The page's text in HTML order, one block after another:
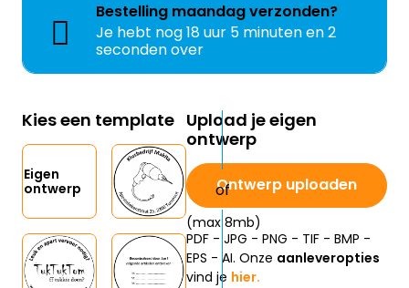
Bestelling maandagverzonden?
Je hebt nog18 uur 5 minuten en 1
seconden over
Kies een template
Eigen
ontwerp
Upload je eigen
ontwerp
Ontwerp uploaden
(max 8mb)
PDF - JPG - PNG - TIF - BMP -
EPS - AI. Onze aanleveropties
vind je hier.